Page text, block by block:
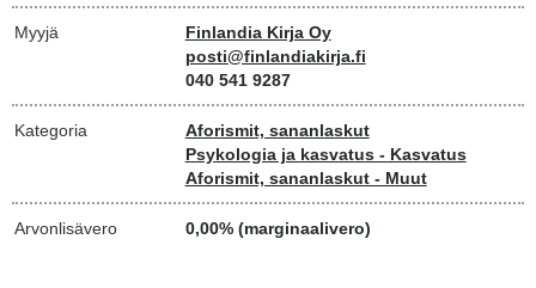
Myyjä
Finlandia Kirja Oy
posti@finlandiakirja.fi
040 541 9287
Kategoria
Aforismit, sananlaskut
Psykologia ja kasvatus - Kasvatus
Aforismit, sananlaskut - Muut
Arvonlisävero 0,00% (marginaalivero)